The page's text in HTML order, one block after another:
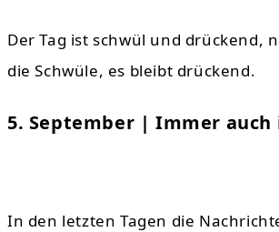
Der Tag ist schwül und drückend,
die Schwüle, es bleibt drückend.
5. September | Immer auch
In den letzten Tagen die